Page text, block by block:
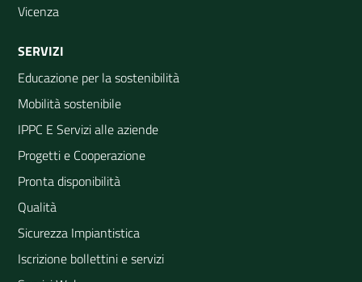
Vicenza
SERVIZI
Educazione per la sostenibilità
Mobilità sostenibile
IPPC E Servizi alle aziende
Progetti e Cooperazione
Pronta disponibilità
Qualità
Sicurezza Impiantistica
Iscrizione bollettini e servizi